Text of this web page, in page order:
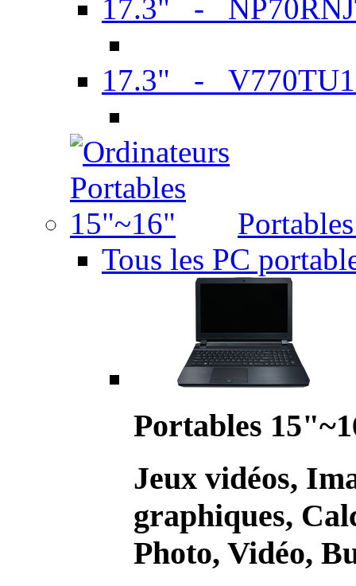
17.3" -
17.3" -
Tous les PC
Portables
Jeux vidéos,
graphiques,
Photo, Vidéo,